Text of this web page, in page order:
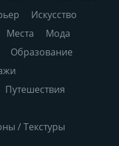
Искусство
Места
Мода
Образование
Путешествия
/ Текстуры